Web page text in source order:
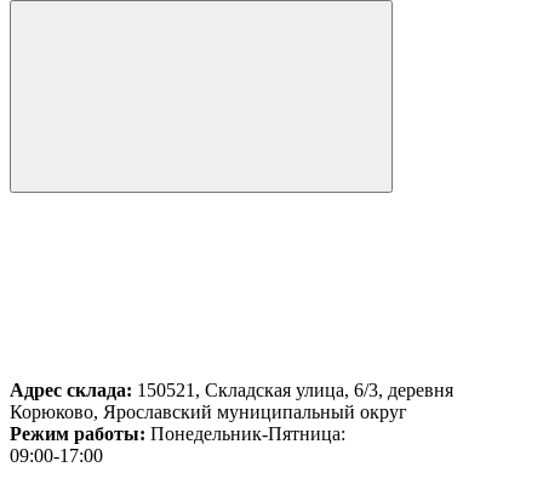
Адрес склада: 150521, Складская улица, 6/3, деревня
Корюково, Ярославский муниципальный округ
Режим работы: Понедельник-Пятница:
09:00-17:00